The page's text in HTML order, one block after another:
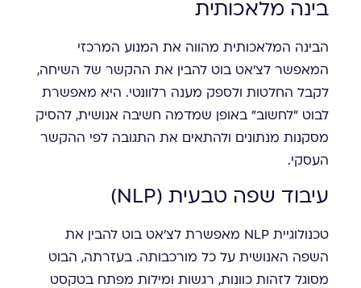
בינה מלאכותית
הבינה המלאכותית מהווה את המנוע המרכזי
המאפשר לצ'אט בוט להבין את ההקשר של השיחה,
לקבל החלטות ולספק מענה רלוונטי. היא מאפשרת
לבוט "לחשוב" באופן שמדמה חשיבה אנושית, להסיק
מסקנות מנתונים ולהתאים את התגובה לפי ההקשר
העסקי.
עיבוד שפה טבעית (NLP)
טכנולוגיית NLP מאפשרת לצ'אט בוט להבין את
השפה האנושית על כל מורכבותה. בעזרתה, הבוט
מסוגל לזהות כוונות, רגשות ומילות מפתח בטקסט